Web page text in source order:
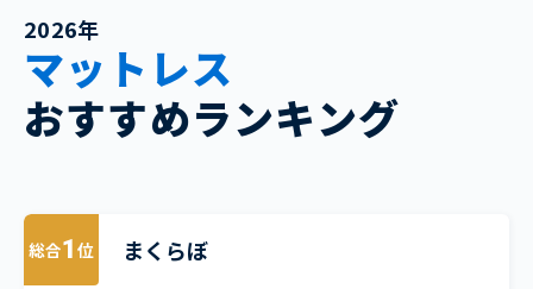
2026年
マットレス
おすすめランキング
総合1 位 まくらぼ